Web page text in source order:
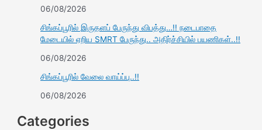
06/08/2026
சிங்கப்பூரில் இருதளப் பேருந்து விபத்து…!! நடைபாதை
மேடையில் ஏறிய SMRT பேருந்து.. அதிர்ச்சியில் பயணிகள்..!!
06/08/2026
சிங்கப்பூரில் வேலை வாய்ப்பு..!!
06/08/2026
Categories